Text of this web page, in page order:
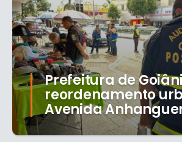
Prefeitura de
reordenamento
Avenida